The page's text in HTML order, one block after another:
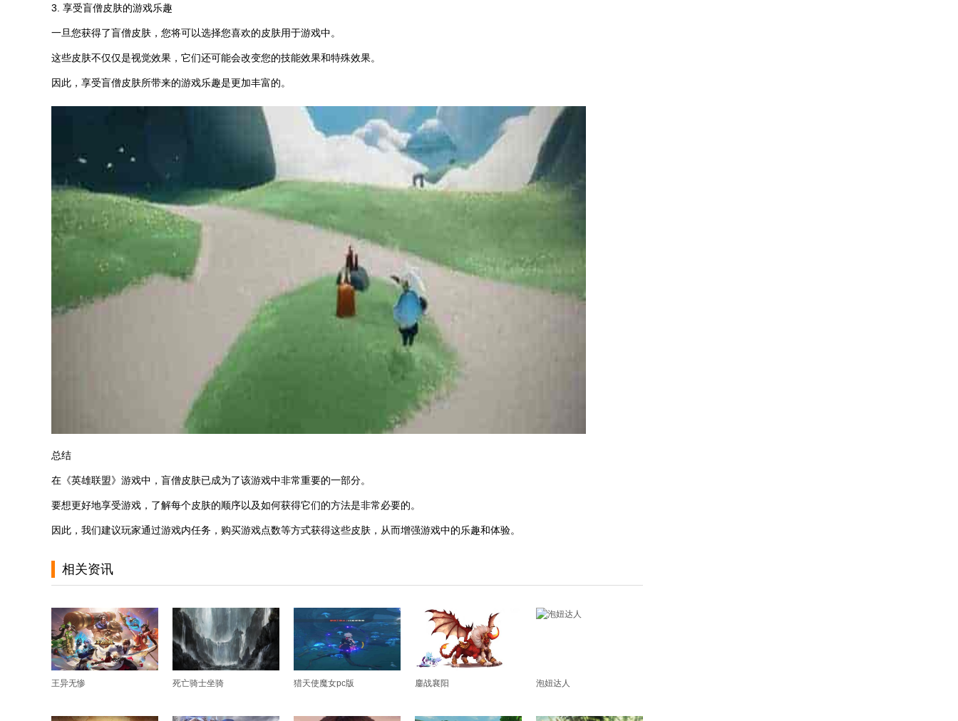
3. 享受盲僧皮肤的游戏乐趣
一旦您获得了盲僧皮肤，您将可以选择您喜欢的皮肤用于游戏中。
这些皮肤不仅仅是视觉效果，它们还可能会改变您的技能效果和特殊效果。
因此，享受盲僧皮肤所带来的游戏乐趣是更加丰富的。
总结
在《英雄联盟》游戏中，盲僧皮肤已成为了该游戏中非常重要的一部分。
要想更好地享受游戏，了解每个皮肤的顺序以及如何获得它们的方法是非常必要的。
因此，我们建议玩家通过游戏内任务，购买游戏点数等方式获得这些皮肤，从而增强游戏中的乐趣和体验。
相关资讯
王异无惨 死亡骑士坐骑 猎天使魔女pc版 鏖战襄阳 泡妞达人